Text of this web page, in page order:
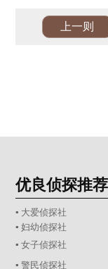
上一则
优良侦探推荐
▪ 大爱侦探社
▪ 妇幼侦探社
▪ 女子侦探社
▪ 警民侦探社